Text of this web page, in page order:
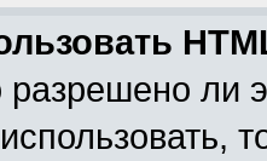
разрешено ли